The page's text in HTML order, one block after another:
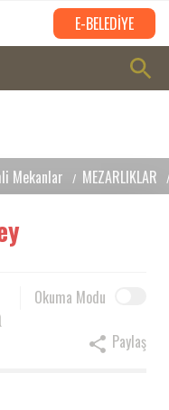
E-BELEDİYE
Mekanlar MEZARLIKLAR
Okuma Modu
Paylaş